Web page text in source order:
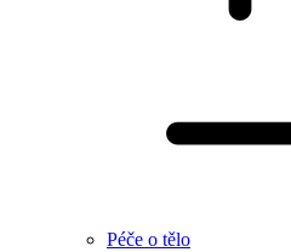
Péče o tělo